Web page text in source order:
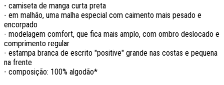
- camiseta de manga curta preta
- em malhão, uma malha especial com caimento mais pesado e
encorpado
- modelagem comfort, que fica mais amplo, com ombro deslocado e
comprimento regular
- estampa branca de escrito "positive" grande nas costas e pequena
na frente
- composição: 100% algodão*